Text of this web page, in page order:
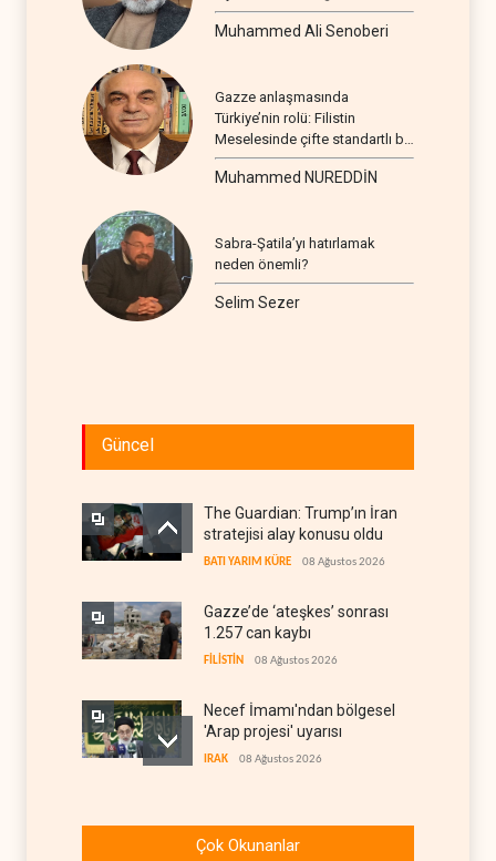
Muhammed Ali Senoberi
Gazze anlaşmasında
Türkiye’nin rolü: Filistin
Meselesinde çifte standartlı bir
seyir
Muhammed NUREDDİN
Sabra-Şatila’yı hatırlamak
neden önemli?
Selim Sezer
Güncel
The Guardian: Trump’ın İran
stratejisi alay konusu oldu
BATI YARIM KÜRE 08 Ağustos 2026
Gazze’de ‘ateşkes’ sonrası
1.257 can kaybı
FİLİSTİN 08 Ağustos 2026
Necef İmamı'ndan bölgesel
'Arap projesi' uyarısı
IRAK 08 Ağustos 2026
da yetmedi: Hürmüz’de
gemi vuruldu
Çok Okunanlar